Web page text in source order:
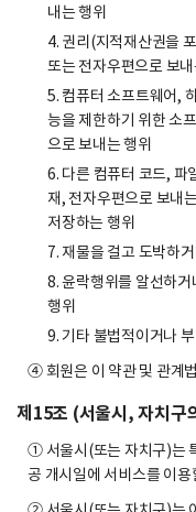
내는 행위
4. 권리(지적재산권을
또는 전자우편으로 보내
5. 컴퓨터 소프트웨어,
능을 제한하기 위한 소
으로 보내는 행위
6. 다른 컴퓨터 코드, 파
재, 전자우편으로 보내
저장하는 행위
7. 재물을 걸고 도박하
8. 윤락행위를 알선하
행위
9. 기타 불법적이거나
④ 회원은 이 약관 및 관계
제15조 (서울시, 자치구
① 서울시(또는 자치구)는
공 개시일에 서비스를 이용